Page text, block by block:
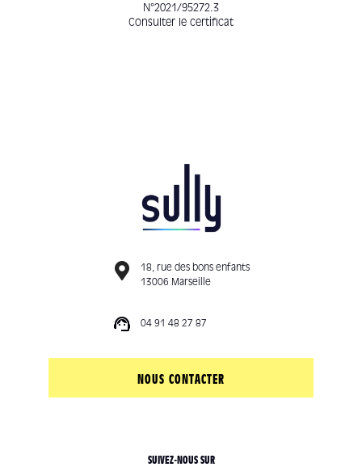
N°2021/95272.3
Consulter le certificat
18, rue des bons enfants
13006 Marseille
04 91 48 27 87
NOUS CONTACTER
SUIVEZ-NOUS SUR